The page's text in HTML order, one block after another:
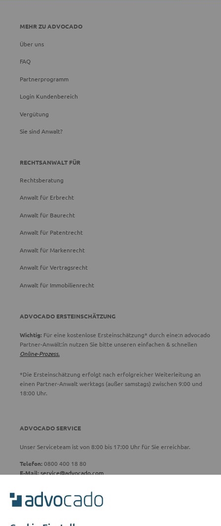
MEHR ZU ADVOCADO
Über uns
FAQ
Partnerprogramm
Login Kundenbereich
Vergütung
Sie sind Anwalt?
RECHTSANWALT FÜR
Rechtsberatung
Anwalt für Erbrecht
Anwalt für Baurecht
Anwalt für Patentrecht
Anwalt für Markenrecht
Anwalt für Vertragsrecht
Anwalt für Immobilienrecht
ADVOCADO ERSTEINSCHÄTZUNG
Wichtig: Für eine kostenlose Ersteinschätzung* durch eine:n advocado
Partner-Anwält:in nutzen Sie bitte unseren einfachen & schnellen
Online-Prozess.
*Die Ersteinschätzung erfolgt nach erfolgreicher Weiterleitung an
einen Partner-Anwalt werktags (außer samstags) zwischen 9:00 und
18:00 Uhr.
ADVOCADO SERVICE
Unser Serviceteam ist von 8:00 bis 17:00 Uhr für Sie erreichbar.
Telefon:0800 400 18 80
E-Mail:service@advocado.com